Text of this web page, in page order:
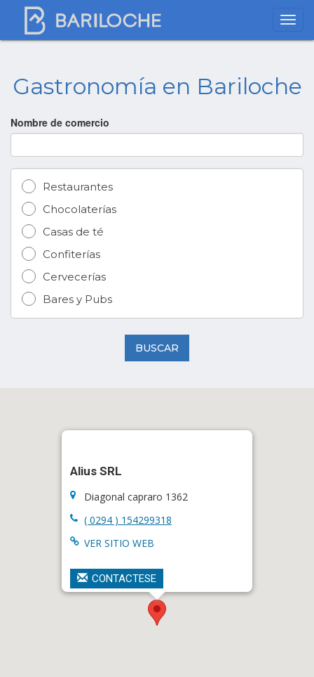
Gastronomía en Bariloche
Nombre de comercio
Restaurantes
Chocolaterías
Casas de té
Confiterías
Cervecerías
Bares y Pubs
BUSCAR
Alius SRL
Diagonal capraro 1362
( 0294 ) 154299318
VER SITIO WEB
CONTACTESE